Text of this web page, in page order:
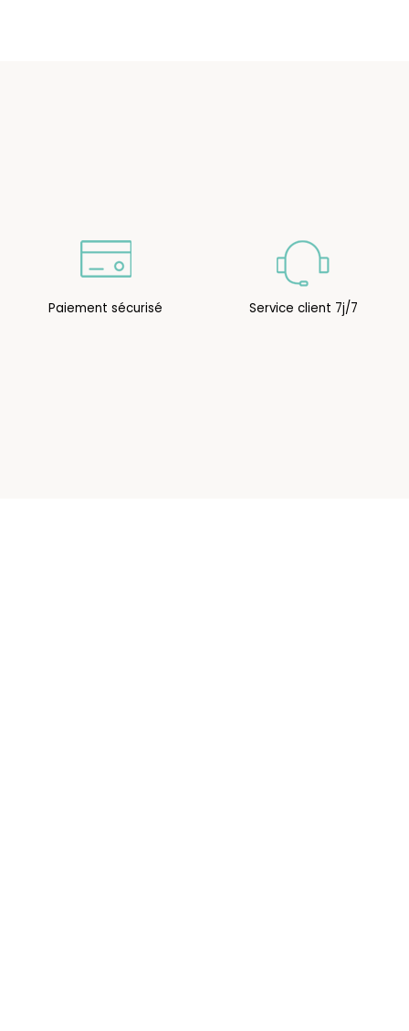
Paiement sécurisé Service client 7j/7